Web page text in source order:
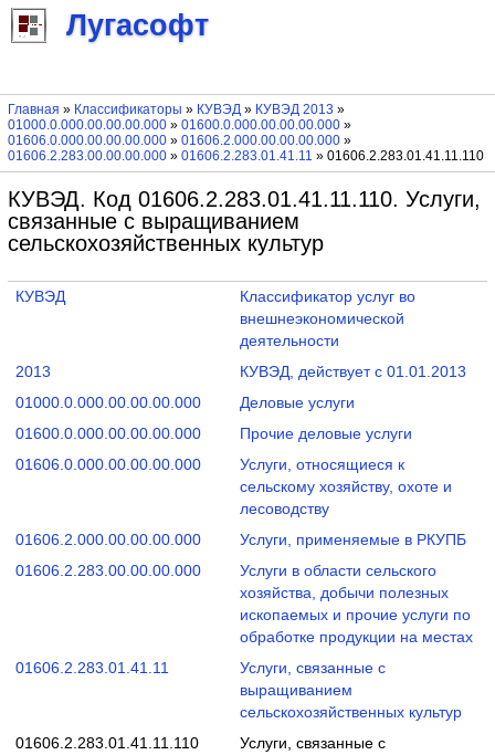
Лугасофт
Главная » Классификаторы » КУВЭД» КУВЭД 2013 »
01000.0.000.00.00.00.000» 01600.0.000.00.00.00.000»
01606.0.000.00.00.00.000» 01606.2.000.00.00.00.000»
01606.2.283.00.00.00.000» 01606.2.283.01.41.11 » 01606.2.283.01.41.11.110
КУВЭД. Код 01606.2.283.01.41.11.110. Услуги,
связанные с выращиванием
сельскохозяйственных культур
КУВЭД
Классификатор услуг во
внешнеэкономической
деятельности
2013
КУВЭД, действует с 01.01.2013
01000.0.000.00.00.00.000
Деловые услуги
01600.0.000.00.00.00.000
Прочие деловые услуги
01606.0.000.00.00.00.000
Услуги, относящиеся к
сельскому хозяйству, охоте и
лесоводству
01606.2.000.00.00.00.000
Услуги, применяемые в РКУПБ
01606.2.283.00.00.00.000
Услуги в области сельского
хозяйства, добычи полезных
ископаемых и прочие услуги по
обработке продукции на местах
01606.2.283.01.41.11
Услуги, связанные с
выращиванием
сельскохозяйственных культур
01606.2.283.01.41.11.110
Услуги, связанные с